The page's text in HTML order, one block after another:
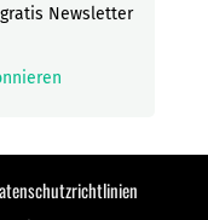
Newsletter